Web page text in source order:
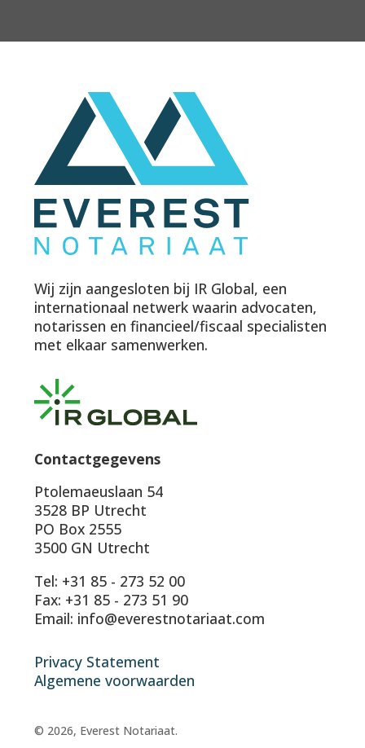
Wij zijn aangesloten bij IR Global, een
internationaal netwerk waarin advocaten,
notarissen en financieel/fiscaal specialisten
met elkaar samenwerken.
Contactgegevens
Ptolemaeuslaan 54
3528 BP Utrecht
PO Box 2555
3500 GN Utrecht
Tel: +31 85 - 273 52 00
Fax: +31 85 - 273 51 90
Email: info@everestnotariaat.com
Privacy Statement
Algemene voorwaarden
© 2026, Everest Notariaat.